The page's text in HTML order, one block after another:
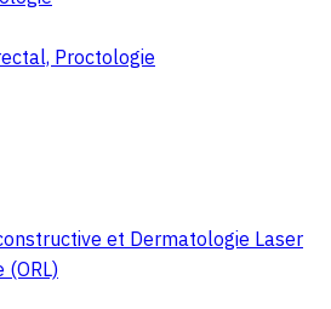
Proctologie
et Dermatologie Laser
(ORL)